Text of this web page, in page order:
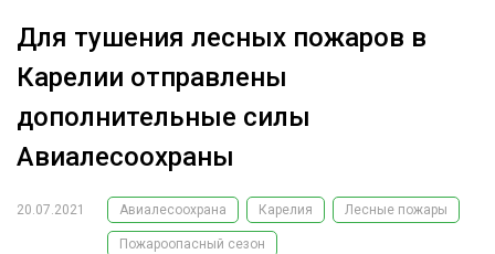
ЛЕСНОЕ ХОЗЯЙСТВО
ОБРАБОТКА ДРЕВЕСИНЫ
ЭКСПЕРТНОЕ МНЕНИЕ
Для тушения лесных пожаров в
Карелии отправлены
дополнительные силы
Авиалесоохраны
20.07.2021 Авиалесоохрана Карелия Лесные пожары
Пожароопасный сезон